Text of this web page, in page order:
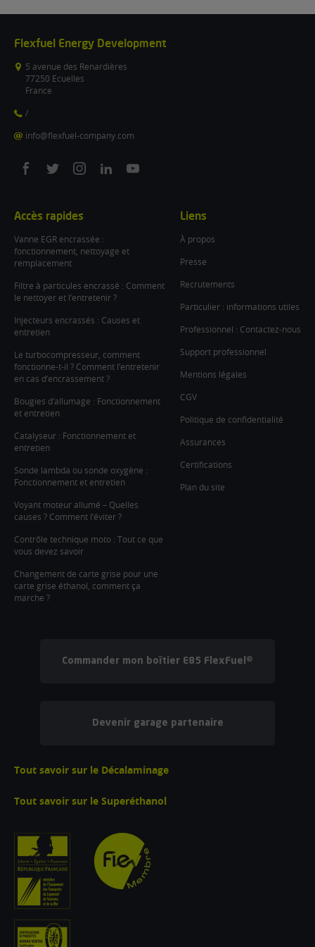
Flexfuel Energy Development
5 avenue des Renardières
77250 Ecuelles
France
/
info@flexfuel-company.com
On
On
On
On
On
Accès rapides
Vanne EGR encrassée :
fonctionnement, nettoyage et
remplacement
Filtre à particules encrassé : Comment
le nettoyer et l’entretenir ?
Injecteurs encrassés : Causes et
entretien
Le turbocompresseur, comment
fonctionne-t-il ? Comment l’entretenir
en cas d’encrassement ?
Bougies d’allumage : Fonctionnement
et entretien
Catalyseur : Fonctionnement et
entretien
Sonde lambda ou sonde oxygène :
Fonctionnement et entretien
Voyant moteur allumé – Quelles
causes ? Comment l’éviter ?
Contrôle technique moto : Tout ce que
vous devez savoir
Changement de carte grise pour une
carte grise éthanol, comment ça
marche ?
Liens
À propos
Presse
Recrutements
Particulier : informations utiles
Professionnel : Contactez-nous
Support professionnel
Mentions légales
CGV
Politique de confidentialité
Assurances
Certifications
Plan du site
Commander mon boîtier E85 FlexFuel®
Devenir garage partenaire
Tout savoir sur le Décalaminage
Tout savoir sur le Superéthanol